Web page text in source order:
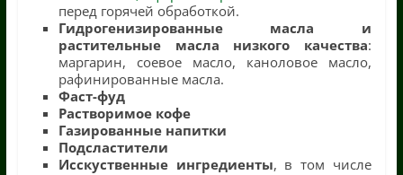
перед горячей обработкой.
Гидрогенизированные масла и
растительные масла низкого качества:
маргарин, соевое масло, каноловое масло,
рафинированные масла.
Фаст-фуд
Растворимое кофе
Газированные напитки
Подсластители
Исскуственные ингредиенты, в том числе